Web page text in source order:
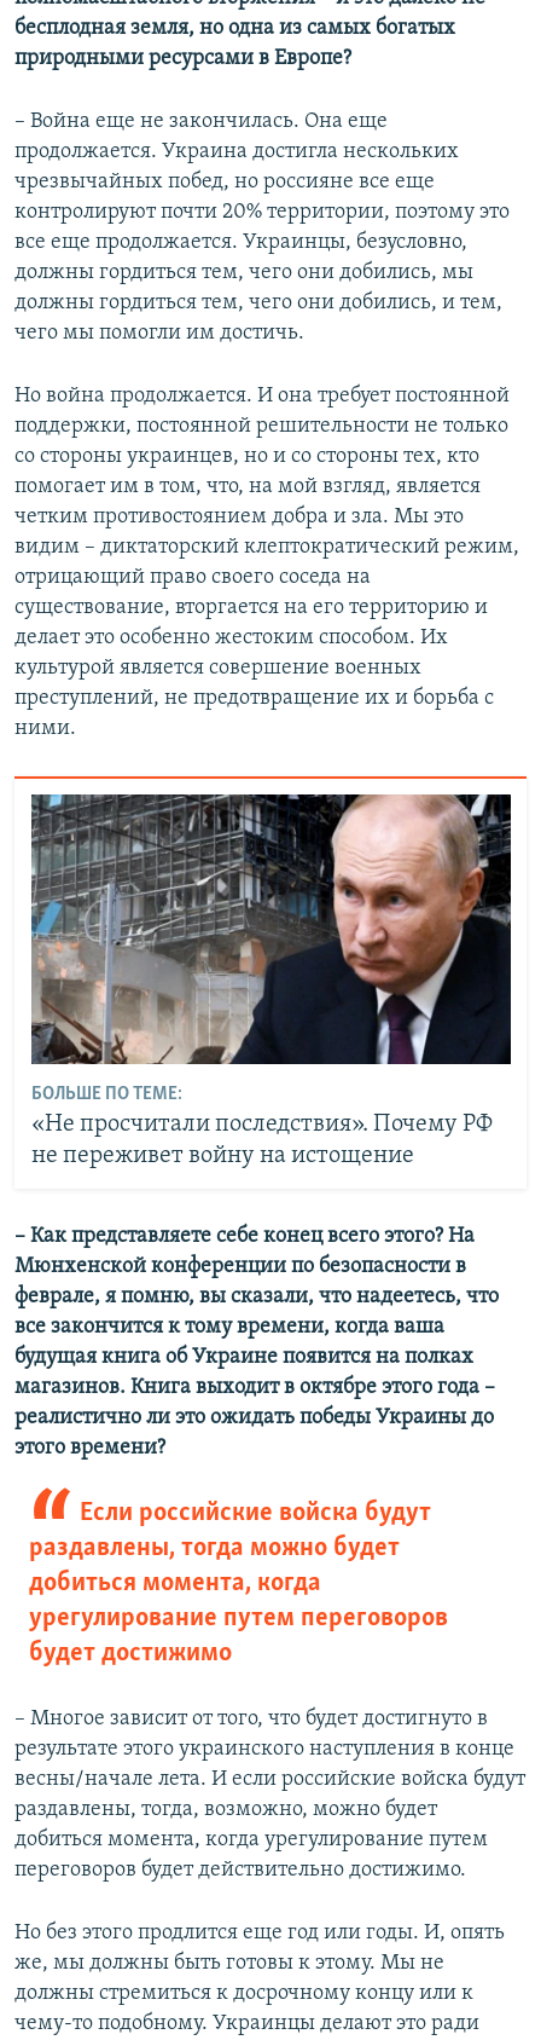
бесплодная земля, но одна из самых богатых
природными ресурсами в Европе?
– Война еще не закончилась. Она еще
продолжается. Украина достигла нескольких
чрезвычайных побед, но россияне все еще
контролируют почти 20% территории, поэтому это
все еще продолжается. Украинцы, безусловно,
должны гордиться тем, чего они добились, мы
должны гордиться тем, чего они добились, и тем,
чего мы помогли им достичь.
Но война продолжается. И она требует постоянной
поддержки, постоянной решительности не только
со стороны украинцев, но и со стороны тех, кто
помогает им в том, что, на мой взгляд, является
четким противостоянием добра и зла. Мы это
видим – диктаторский клептократический режим,
отрицающий право своего соседа на
существование, вторгается на его территорию и
делает это особенно жестоким способом. Их
культурой является совершение военных
преступлений, не предотвращение их и борьба с
ними.
БОЛЬШЕ ПО ТЕМЕ:
«Не просчитали последствия». Почему РФ
не переживет войну на истощение
– Как представляете себе конец всего этого? На
Мюнхенской конференции по безопасности в
феврале, я помню, вы сказали, что надеетесь, что
все закончится к тому времени, когда ваша
будущая книга об Украине появится на полках
магазинов. Книга выходит в октябре этого года –
реалистично ли это ожидать победы Украины до
этого времени?
Если российские войска будут
раздавлены, тогда можно будет
добиться момента, когда
урегулирование путем переговоров
будет достижимо
– Многое зависит от того, что будет достигнуто в
результате этого украинского наступления в конце
весны/начале лета. И если российские войска будут
раздавлены, тогда, возможно, можно будет
добиться момента, когда урегулирование путем
переговоров будет действительно достижимо.
Но без этого продлится еще год или годы. И, опять
же, мы должны быть готовы к этому. Мы не
должны стремиться к досрочному концу или к
чему-то подобному. Украинцы делают это ради